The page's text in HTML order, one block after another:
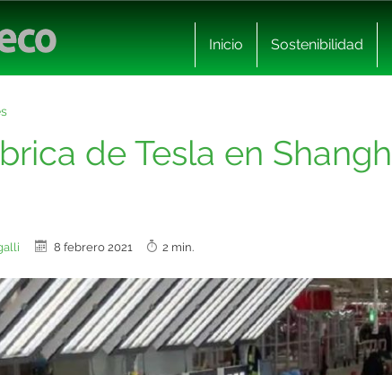
Inicio Sostenibilidad
de Tesla en
8 febrero 2021 2 min.